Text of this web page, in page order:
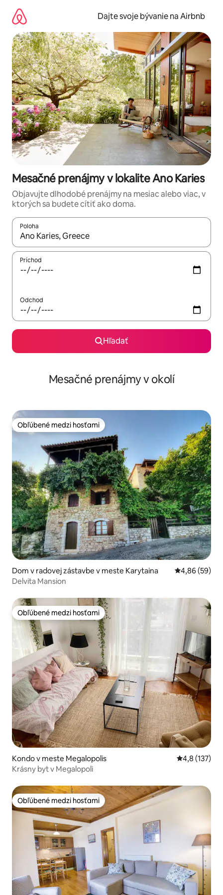
obsah.
Dajte svoje bývanie na Airbnb
Mesačné prenájmy v lokalite Ano Karies
Objavujte dlhodobé prenájmy na mesiac alebo viac, v
ktorých sa budete cítiť ako doma.
Poloha
Keď budú výsledky k dispozícii, môžete si ich prechádzať
Príchod
Odchod
Hľadať
Mesačné prenájmy v okolí
Obľúbené medzi hosťami
Obľúbené medzi hosťami
Dom v radovej zástavbe v meste Karytaina Priemerné
4,86 (59)
Delvita Mansion
Obľúbené medzi hosťami
Obľúbené medzi hosťami
Kondo v meste Megalopolis Priemerné
4,8 (137)
Krásny byt v Megalopoli
Obľúbené medzi hosťami
Obľúbené medzi hosťami